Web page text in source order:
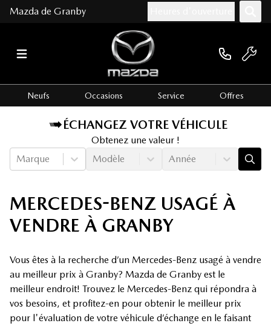
Mazda de Granby
Neufs Occasions Service Offres
ÉCHANGEZ VOTRE VÉHICULE
Obtenez une valeur !
Marque
Modèle Année
MERCEDES-BENZ USAGÉ À
VENDRE À GRANBY
Vous êtes à la recherche d’un Mercedes-Benz usagé à vendre
au meilleur prix à Granby? Mazda de Granby est le
meilleur endroit! Trouvez le Mercedes-Benz qui répondra à
vos besoins, et profitez-en pour obtenir le meilleur prix
pour l'évaluation de votre véhicule d’échange en le faisant